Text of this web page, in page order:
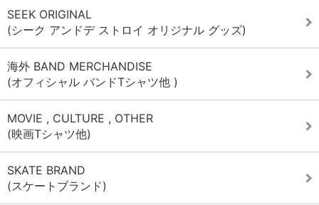
2025/12/18
ANVIL (アンヴィル) ラインソックス入荷! » MORE
SEEK&DESTROY(シーク アンド デストロイ) ナイロン スタジ
アムジャケット入荷! » MORE
SEEK&DESTROY(シーク アンド デストロイ) 25th LOGO オ
ンブレ チェックシャツ入荷!
2025/12/15
STRANGER THINGS (ストレンジャー シングス 未知の世界)
スウェット、Tシャツ再入荷!
SEEK ORIGINAL
(シーク アンドデ ストロイ オリジナル グッズ)
海外 BAND MERCHANDISE
(オフィシャル バンドTシャツ他 )
MOVIE , CULTURE , OTHER
(映画Tシャツ他)
SKATE BRAND
(スケートブランド)